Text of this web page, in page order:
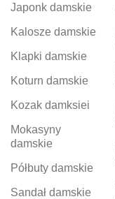
Japonk damskie
Kalosze damskie
Klapki damskie
Koturn damskie
Kozak damksiei
Mokasyny
damskie
Półbuty damskie
Sandał damskie